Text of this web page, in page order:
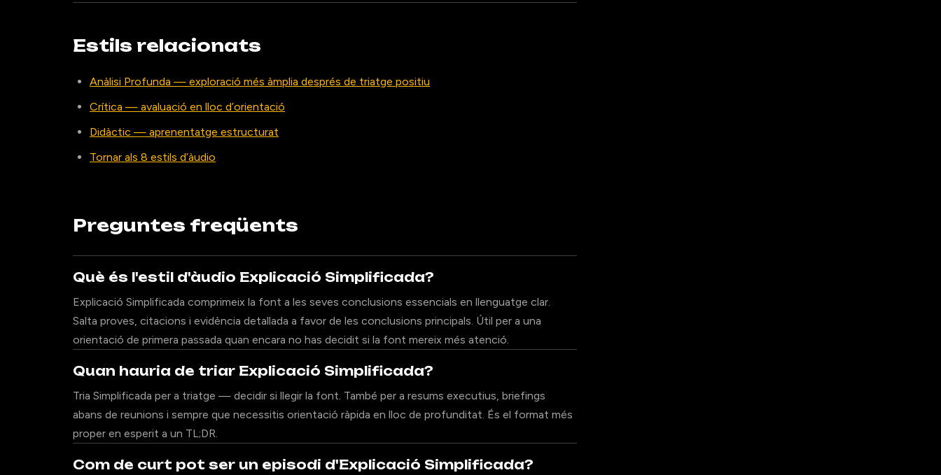
Estils relacionats
Anàlisi Profunda — exploració més àmplia després de triatge positiu
Crítica — avaluació en lloc d’orientació
Didàctic — aprenentatge estructurat
Tornar als 8 estils d’àudio
Preguntes freqüents
Què és l'estil d'àudio Explicació Simplificada?
Explicació Simplificada comprimeix la font a les seves conclusions essencials en llenguatge clar.
Salta proves, citacions i evidència detallada a favor de les conclusions principals. Útil per a una
orientació de primera passada quan encara no has decidit si la font mereix més atenció.
Quan hauria de triar Explicació Simplificada?
Tria Simplificada per a triatge — decidir si llegir la font. També per a resums executius, briefings
abans de reunions i sempre que necessitis orientació ràpida en lloc de profunditat. És el format més
proper en esperit a un TL;DR.
Com de curt pot ser un episodi d'Explicació Simplificada?